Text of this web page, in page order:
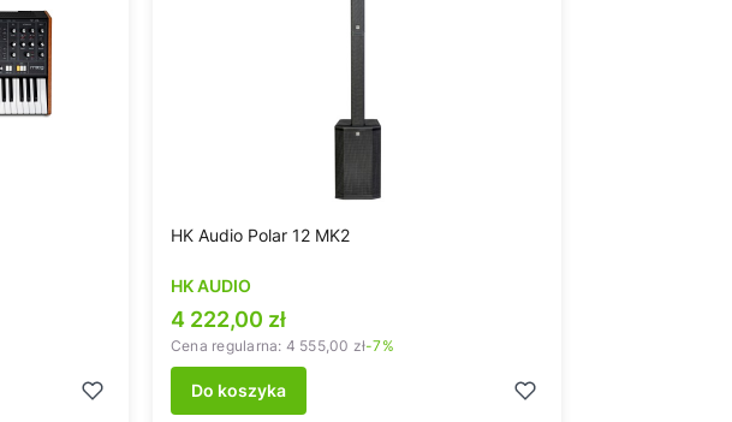
HK Audio Polar 12 MK2
HK AUDIO
Cena promocyjna
4 222,00 zł
Cena regularna: 4 555,00 zł-7%
Do koszyka